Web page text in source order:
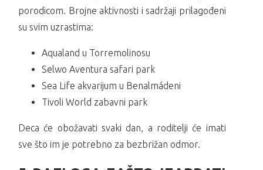
porodicom. Brojne aktivnosti i sadržaji prilagođeni
su svim uzrastima:
Aqualand u Torremolinosu
Selwo Aventura safari park
Sea Life akvarijum u Benalmádeni
Tivoli World zabavni park
Deca će obožavati svaki dan, a roditelji će imati
sve što im je potrebno za bezbrižan odmor.